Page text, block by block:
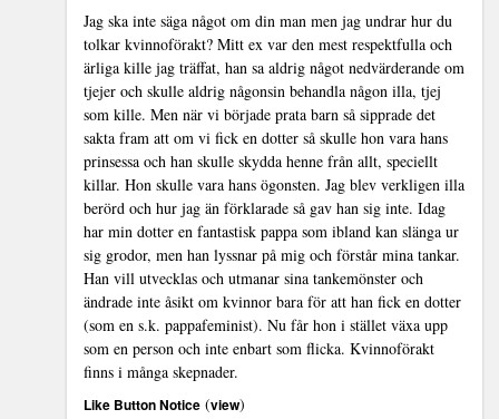
Jag ska inte säga något om din man men jag undrar hur du
tolkar kvinnoförakt? Mitt ex var den mest respektfulla och
ärliga kille jag träffat, han sa aldrig något nedvärderande om
tjejer och skulle aldrig någonsin behandla någon illa, tjej
som kille. Men när vi började prata barn så sipprade det
sakta fram att om vi fick en dotter så skulle hon vara hans
prinsessa och han skulle skydda henne från allt, speciellt
killar. Hon skulle vara hans ögonsten. Jag blev verkligen illa
berörd och hur jag än förklarade så gav han sig inte. Idag
har min dotter en fantastisk pappa som ibland kan slänga ur
sig grodor, men han lyssnar på mig och förstår mina tankar.
Han vill utvecklas och utmanar sina tankemönster och
ändrade inte åsikt om kvinnor bara för att han fick en dotter
(som en s.k. pappafeminist). Nu får hon i stället växa upp
som en person och inte enbart som flicka. Kvinnoförakt
finns i många skepnader.
Like Button Notice (view)